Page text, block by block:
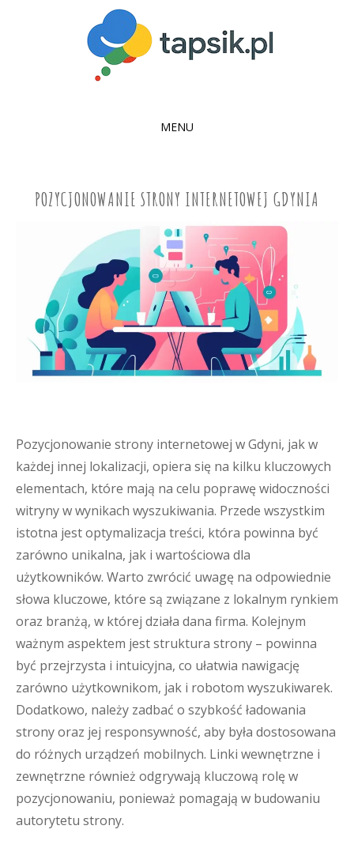
MENU
CONTENT
POZYCJONOWANIE STRONY INTERNETOWEJ GDYNIA
Pozycjonowanie strony internetowej w Gdyni, jak w
każdej innej lokalizacji, opiera się na kilku kluczowych
elementach, które mają na celu poprawę widoczności
witryny w wynikach wyszukiwania. Przede wszystkim
istotna jest optymalizacja treści, która powinna być
zarówno unikalna, jak i wartościowa dla
użytkowników. Warto zwrócić uwagę na odpowiednie
słowa kluczowe, które są związane z lokalnym rynkiem
oraz branżą, w której działa dana firma. Kolejnym
ważnym aspektem jest struktura strony – powinna
być przejrzysta i intuicyjna, co ułatwia nawigację
zarówno użytkownikom, jak i robotom wyszukiwarek.
Dodatkowo, należy zadbać o szybkość ładowania
strony oraz jej responsywność, aby była dostosowana
do różnych urządzeń mobilnych. Linki wewnętrzne i
zewnętrzne również odgrywają kluczową rolę w
pozycjonowaniu, ponieważ pomagają w budowaniu
autorytetu strony.